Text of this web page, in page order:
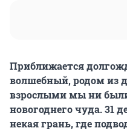
Приближается
волшебный, родом из
взрослыми мы ни
новогоднего чуда. 31
некая грань, где